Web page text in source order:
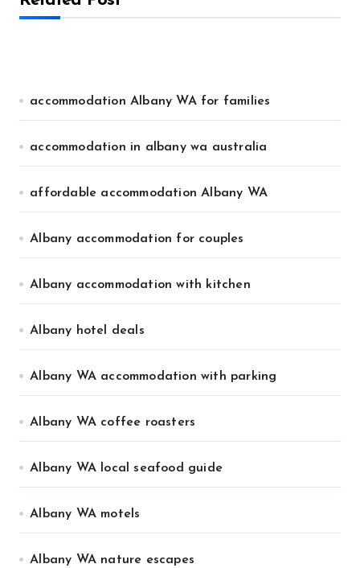
accommodation Albany WA for families
accommodation in albany wa australia
affordable accommodation Albany WA
Albany accommodation for couples
Albany accommodation with kitchen
Albany hotel deals
Albany WA accommodation with parking
Albany WA coffee roasters
Albany WA local seafood guide
Albany WA motels
Albany WA nature escapes